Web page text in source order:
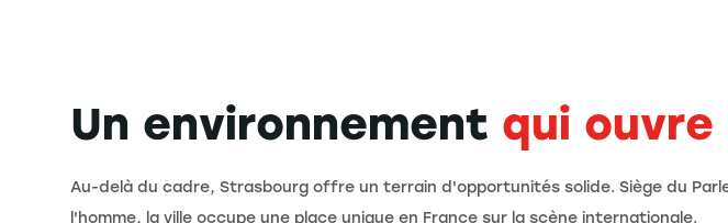
Un environnement qui
Au-delà du cadre, Strasbourg offre un terrain d'opportunités solide. Siège du
l'homme, la ville occupe une place unique en France sur la scène internationale.